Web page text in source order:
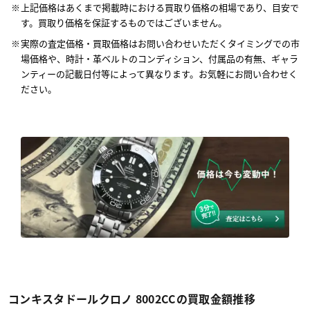
上記価格はあくまで掲載時における買取り価格の相場であり、目安で
す。買取り価格を保証するものではございません。
実際の査定価格・買取価格はお問い合わせいただくタイミングでの市
場価格や、時計・革ベルトのコンディション、付属品の有無、ギャラ
ンティーの記載日付等によって異なります。お気軽にお問い合わせく
ださい。
コンキスタドールクロノ 8002CCの買取金額推移